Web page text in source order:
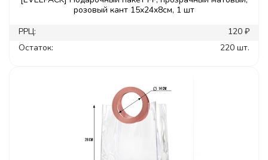
розовый кант 15x24x8см, 1 шт
РРЦ:
120 ₽
Остаток:
220 шт.